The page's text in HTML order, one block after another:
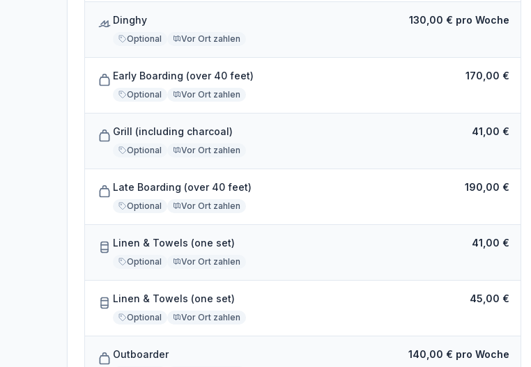
Dinghy
Optional Vor Ort zahlen
130,00 € pro Woche
Early Boarding (over 40 feet)
Optional Vor Ort zahlen
170,00 €
Grill (including charcoal)
Optional Vor Ort zahlen
41,00 €
Late Boarding (over 40 feet)
Optional Vor Ort zahlen
190,00 €
Linen & Towels (one set)
Optional Vor Ort zahlen
41,00 €
Linen & Towels (one set)
Optional Vor Ort zahlen
45,00 €
Outboarder 140,00 € pro Woche